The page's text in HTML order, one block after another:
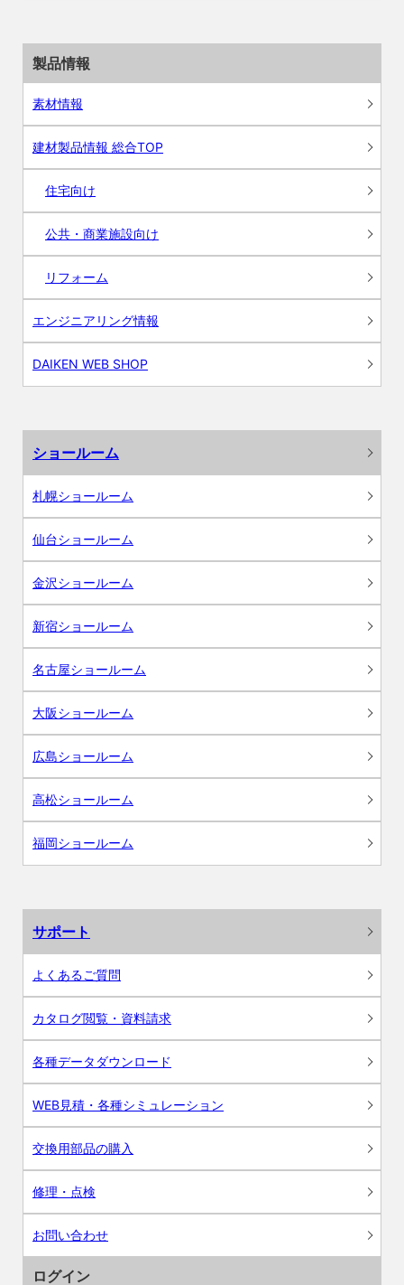
製品情報
素材情報
建材製品情報 総合TOP
住宅向け
公共・商業施設向け
リフォーム
エンジニアリング情報
DAIKEN WEB SHOP
ショールーム
札幌ショールーム
仙台ショールーム
金沢ショールーム
新宿ショールーム
名古屋ショールーム
大阪ショールーム
広島ショールーム
高松ショールーム
福岡ショールーム
サポート
よくあるご質問
カタログ閲覧・資料請求
各種データダウンロード
WEB見積・各種シミュレーション
交換用部品の購入
修理・点検
お問い合わせ
ログイン